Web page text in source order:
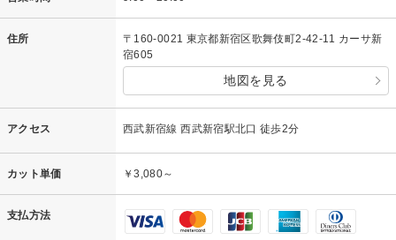
住所
〒160-0021 東京都新宿区歌舞伎町2-42-11 カーサ新
宿605
地図を見る
アクセス 西武新宿線 西武新宿駅北口 徒歩2分
カット単価 ￥3,080～
支払方法